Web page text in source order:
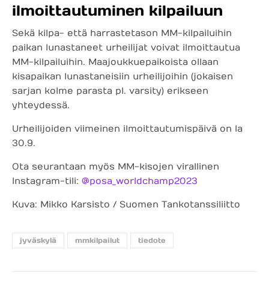
ilmoittautuminen kilpailuun
Sekä kilpa- että harrastetason MM-kilpailuihin
paikan lunastaneet urheilijat voivat ilmoittautua
MM-kilpailuihin. Maajoukkuepaikoista ollaan
kisapaikan lunastaneisiin urheilijoihin (jokaisen
sarjan kolme parasta pl. varsity) erikseen
yhteydessä.
Urheilijoiden viimeinen ilmoittautumispäivä on la
30.9.
Ota seurantaan myös MM-kisojen virallinen
Instagram-tili: @posa_worldchamp2023
Kuva: Mikko Karsisto / Suomen Tankotanssiliitto
jyväskylä mmkilpailut tiedote